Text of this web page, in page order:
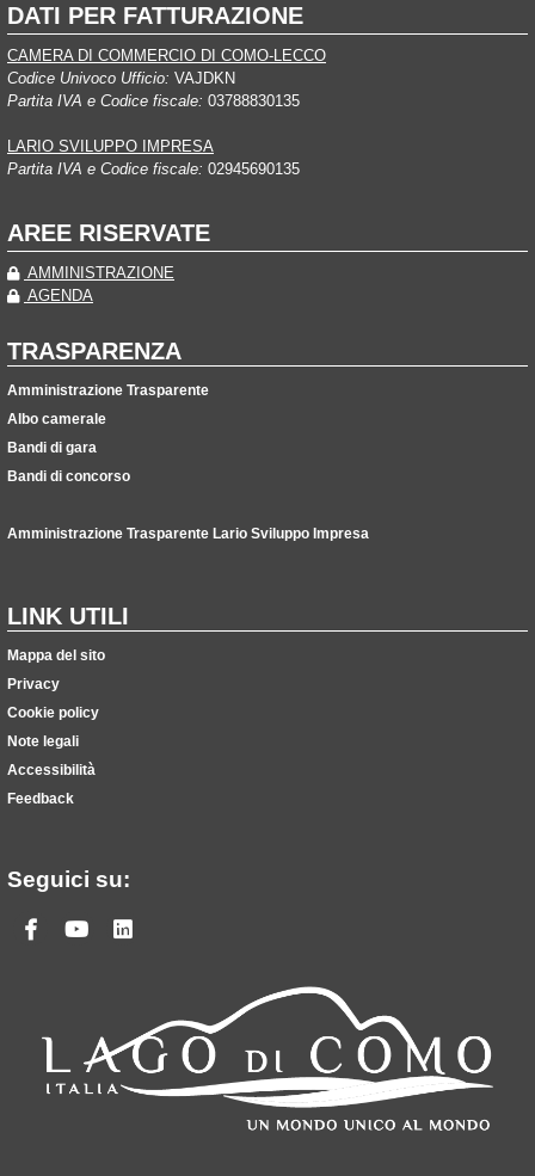
DATI PER FATTURAZIONE
CAMERA DI COMMERCIO DI COMO-LECCO
Codice Univoco Ufficio: VAJDKN
Partita IVA e Codice fiscale: 03788830135
LARIO SVILUPPO IMPRESA
Partita IVA e Codice fiscale: 02945690135
AREE RISERVATE
AMMINISTRAZIONE
AGENDA
TRASPARENZA
Amministrazione Trasparente
Albo camerale
Bandi di gara
Bandi di concorso
Amministrazione Trasparente Lario Sviluppo Impresa
LINK UTILI
Mappa del sito
Privacy
Cookie policy
Note legali
Accessibilità
Feedback
Seguici su:
Facebook
Youtube